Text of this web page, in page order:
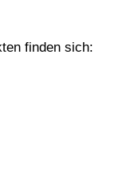
finden sich: